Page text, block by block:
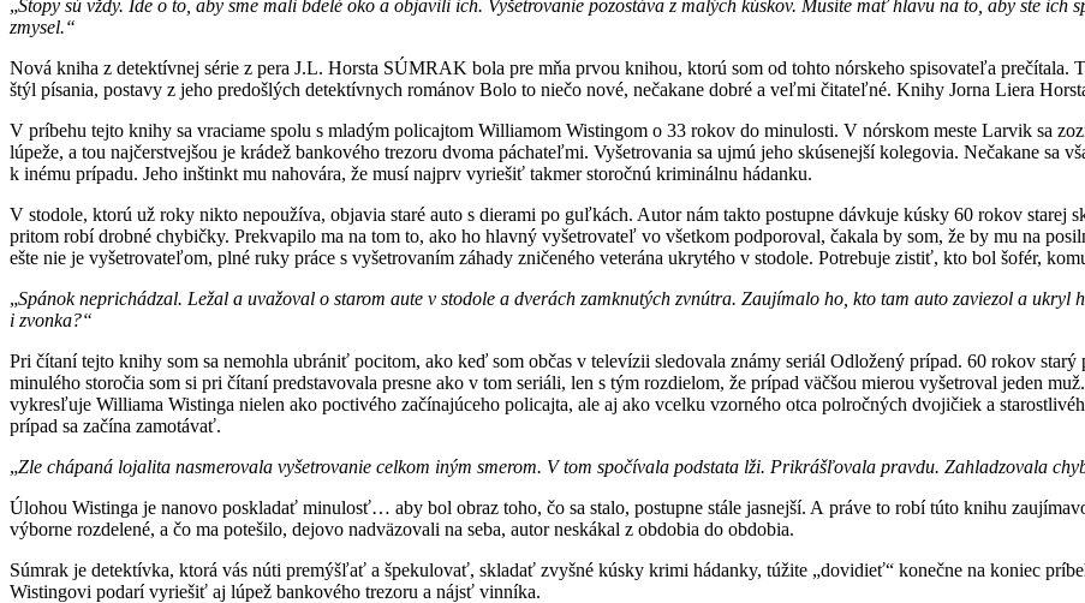
„Stopy sú vždy. Ide o to, aby sme mali bdelé oko a objavili ich. Vyšetrovanie pozostáva z malých kúskov. Musíte mať hlavu na to, aby ste
zmysel.“
Nová kniha z detektívnej série z pera J.L. Horsta SÚMRAK bola pre mňa prvou knihou, ktorú som od tohto nórskeho spisovateľa prečítala.
štýl písania, postavy z jeho predošlých detektívnych románov Bolo to niečo nové, nečakane dobré a veľmi čitateľné. Knihy Jorna Liera
V príbehu tejto knihy sa vraciame spolu s mladým policajtom Williamom Wistingom o 33 rokov do minulosti. V nórskom meste Larvik sa
lúpeže, a tou najčerstvejšou je krádež bankového trezoru dvoma páchateľmi. Vyšetrovania sa ujmú jeho skúsenejší kolegovia. Nečakane sa
k inému prípadu. Jeho inštinkt mu nahovára, že musí najprv vyriešiť takmer storočnú kriminálnu hádanku.
V stodole, ktorú už roky nikto nepoužíva, objavia staré auto s dierami po guľkách. Autor nám takto postupne dávkuje kúsky 60 rokov starej
pritom robí drobné chybičky. Prekvapilo ma na tom to, ako ho hlavný vyšetrovateľ vo všetkom podporoval, čakala by som, že by mu na
ešte nie je vyšetrovateľom, plné ruky práce s vyšetrovaním záhady zničeného veterána ukrytého v stodole. Potrebuje zistiť, kto bol šofér,
„Spánok neprichádzal. Ležal a uvažoval o starom aute v stodole a dverách zamknutých zvnútra. Zaujímalo ho, kto tam auto zaviezol a ukryl
i zvonka?“
Pri čítaní tejto knihy som sa nemohla ubrániť pocitom, ako keď som občas v televízii sledovala známy seriál Odložený prípad. 60 rokov
minulého storočia som si pri čítaní predstavovala presne ako v tom seriáli, len s tým rozdielom, že prípad väčšou mierou vyšetroval jeden
vykresľuje Williama Wistinga nielen ako poctivého začínajúceho policajta, ale aj ako vcelku vzorného otca polročných dvojičiek a
prípad sa začína zamotávať.
„Zle chápaná lojalita nasmerovala vyšetrovanie celkom iným smerom. V tom spočívala podstata lži. Prikrášľovala pravdu. Zahladzovala
Úlohou Wistinga je nanovo poskladať minulosť… aby bol obraz toho, čo sa stalo, postupne stále jasnejší. A práve to robí túto knihu
výborne rozdelené, a čo ma potešilo, dejovo nadväzovali na seba, autor neskákal z obdobia do obdobia.
Súmrak je detektívka, ktorá vás núti premýšľať a špekulovať, skladať zvyšné kúsky krimi hádanky, túžite „dovidieť“ konečne na koniec
Wistingovi podarí vyriešiť aj lúpež bankového trezoru a nájsť vinníka.